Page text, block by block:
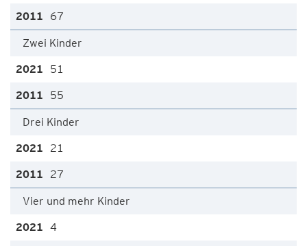
67
Zwei Kinder
51
55
Drei Kinder
21
27
Vier und mehr Kinder
4